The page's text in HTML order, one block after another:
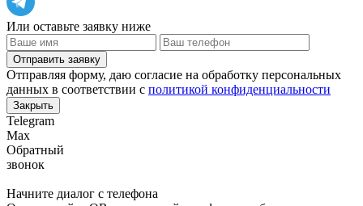
Или оставьте заявку ниже
Отправить заявку
Отправляя форму, даю согласие на обработку персональных
данных в соответствии с политикой конфиденциальности
Закрыть
Telegram
Max
Обратный
звонок
Начните диалог с телефона